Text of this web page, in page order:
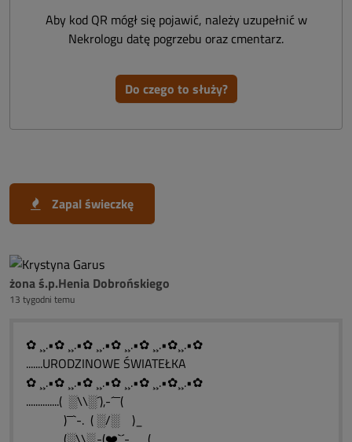
Aby kod QR mógł się pojawić, należy uzupełnić w
Nekrologu datę pogrzebu oraz cmentarz.
Do czego to służy?
Zapal świeczkę
żona ś.p.Henia Dobrońskiego
13 tygodni temu
✿ ¸¸.•✿ ¸¸.•✿ ¸¸.•✿ ¸¸.•✿ ¸¸.•✿¸¸.•✿
.......URODZINOWE ŚWIATEŁKA
✿ ¸¸.•✿ ¸¸.•✿ ¸¸.•✿ ¸¸.•✿ ¸¸.•✿¸¸.•✿
..............( ░\\░´),-´¯¯(
)¯¯`-. ( ░/░ )_